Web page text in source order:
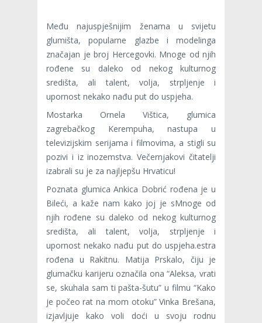
Među najuspješnijim ženama u svijetu
glumišta, popularne glazbe i modelinga
značajan je broj Hercegovki. Mnoge od njih
rođene su daleko od nekog kulturnog
središta, ali talent, volja, strpljenje i
upornost nekako nađu put do uspjeha.
Mostarka Ornela Vištica, glumica
zagrebačkog Kerempuha, nastupa u
televizijskim serijama i filmovima, a stigli su
pozivi i iz inozemstva. Večernjakovi čitatelji
izabrali su je za najljepšu Hrvaticu!
Poznata glumica Ankica Dobrić rođena je u
Bileći, a kaže nam kako joj je sMnoge od
njih rođene su daleko od nekog kulturnog
središta, ali talent, volja, strpljenje i
upornost nekako nađu put do uspjeha.estra
rođena u Rakitnu. Matija Prskalo, čiju je
glumačku karijeru označila ona “Aleksa, vrati
se, skuhala sam ti pašta-šutu” u filmu “Kako
je počeo rat na mom otoku” Vinka Brešana,
izjavljuje kako voli doći u svoju rodnu